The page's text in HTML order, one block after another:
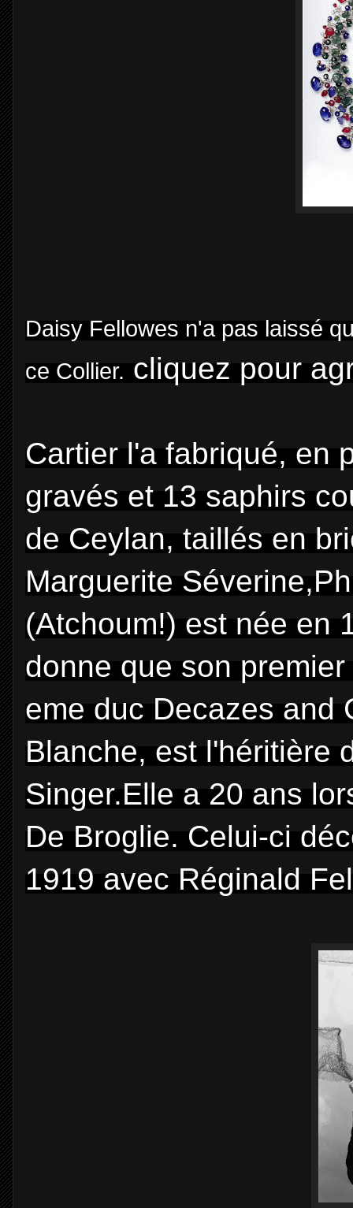
Daisy Fellowes n'a pas laissé
ce Collier. cliquez pour
Cartier l'a fabriqué, en
gravés et 13 saphirs
de Ceylan, taillés en
Marguerite
(Atchoum!) est née en
donne que son
eme duc Decazes and
Blanche, est l'héritière
Singer.Elle a 20 ans
De Broglie. Celui-ci
1919 avec Réginald